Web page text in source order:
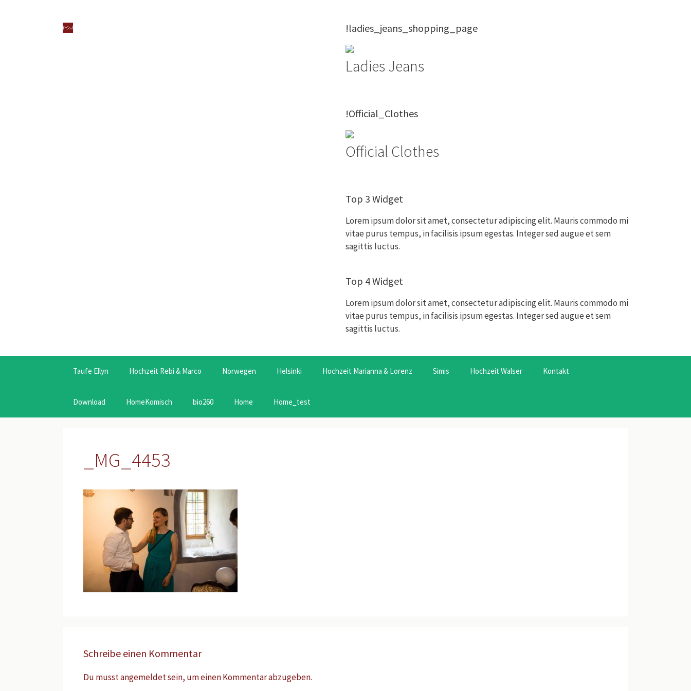
!ladies_jeans_shopping_page
Ladies Jeans
!Official_Clothes
Official Clothes
Top 3 Widget
Lorem ipsum dolor sit amet, consectetur adipiscing elit. Mauris commodo mi
vitae purus tempus, in facilisis ipsum egestas. Integer sed augue et sem
sagittis luctus.
Top 4 Widget
Lorem ipsum dolor sit amet, consectetur adipiscing elit. Mauris commodo mi
vitae purus tempus, in facilisis ipsum egestas. Integer sed augue et sem
sagittis luctus.
Taufe Ellyn Hochzeit Rebi & Marco Norwegen Helsinki Hochzeit Marianna & Lorenz Simis Hochzeit Walser Kontakt
Download HomeKomisch bio260 Home Home_test
_MG_4453
Schreibe einen Kommentar
Du musstangemeldetsein, um einen Kommentar abzugeben.